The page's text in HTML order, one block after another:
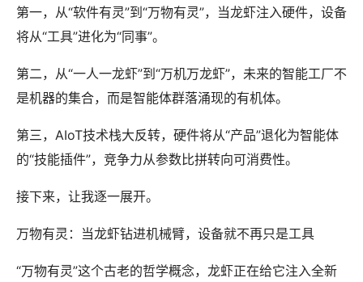
第一，从“软件有灵”到“万物有灵”，当龙虾注入硬件，设备
将从“工具”进化为“同事”。
第二，从“一人一龙虾”到“万机万龙虾”，未来的智能工厂不
是机器的集合，而是智能体群落涌现的有机体。
第三，AIoT技术栈大反转，硬件将从“产品”退化为智能体
的“技能插件”，竞争力从参数比拼转向可消费性。
接下来，让我逐一展开。
万物有灵：当龙虾钻进机械臂，设备就不再只是工具
“万物有灵”这个古老的哲学概念，龙虾正在给它注入全新